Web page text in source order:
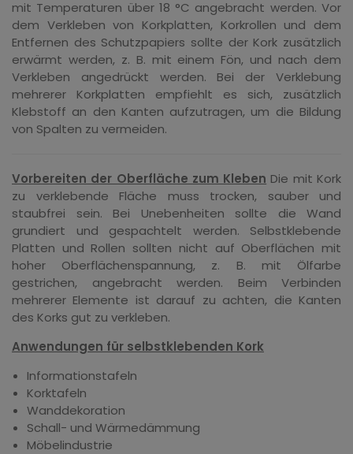
mit Temperaturen über 18 °C angebracht werden. Vor
dem Verkleben von Korkplatten, Korkrollen und dem
Entfernen des Schutzpapiers sollte der Kork zusätzlich
erwärmt werden, z. B. mit einem Fön, und nach dem
Verkleben angedrückt werden. Bei der Verklebung
mehrerer Korkplatten empfiehlt es sich, zusätzlich
Klebstoff an den Kanten aufzutragen, um die Bildung
von Spalten zu vermeiden.
Vorbereiten der Oberfläche zum Kleben Die mit Kork
zu verklebende Fläche muss trocken, sauber und
staubfrei sein. Bei Unebenheiten sollte die Wand
grundiert und gespachtelt werden. Selbstklebende
Platten und Rollen sollten nicht auf Oberflächen mit
hoher Oberflächenspannung, z. B. mit Ölfarbe
gestrichen, angebracht werden. Beim Verbinden
mehrerer Elemente ist darauf zu achten, die Kanten
des Korks gut zu verkleben.
Anwendungen für selbstklebenden Kork
Informationstafeln
Korktafeln
Wanddekoration
Schall- und Wärmedämmung
Möbelindustrie